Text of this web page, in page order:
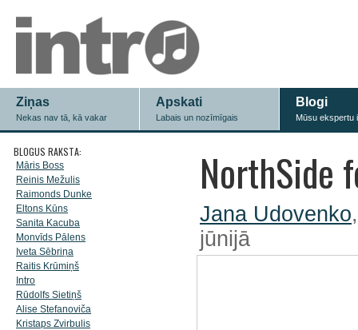
Ziņas
Nekas nav tā, kā vakar
Apskati
Labais un nozīmīgais
Blogi
Mūsu ekspertu
BLOGUS RAKSTA:
Māris Boss
Reinis Mežulis
Raimonds Dunke
Eltons Kūns
Sanita Kacuba
Monvīds Pālens
Iveta Sēbriņa
Raitis Krūmiņš
Intro
Rūdolfs Sietiņš
Alise Stefanoviča
Kristaps Zvirbulis
NorthSide
Jana Udovenko
jūnijā